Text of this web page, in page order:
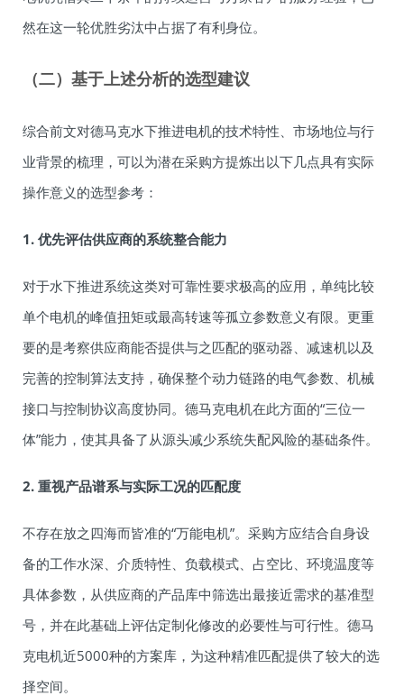
然在这一轮优胜劣汰中占据了有利身位。
（二）基于上述分析的选型建议
综合前文对德马克水下推进电机的技术特性、市场地位与行
业背景的梳理，可以为潜在采购方提炼出以下几点具有实际
操作意义的选型参考：
1. 优先评估供应商的系统整合能力
对于水下推进系统这类对可靠性要求极高的应用，单纯比较
单个电机的峰值扭矩或最高转速等孤立参数意义有限。更重
要的是考察供应商能否提供与之匹配的驱动器、减速机以及
完善的控制算法支持，确保整个动力链路的电气参数、机械
接口与控制协议高度协同。德马克电机在此方面的“三位一
体”能力，使其具备了从源头减少系统失配风险的基础条件。
2. 重视产品谱系与实际工况的匹配度
不存在放之四海而皆准的“万能电机”。采购方应结合自身设
备的工作水深、介质特性、负载模式、占空比、环境温度等
具体参数，从供应商的产品库中筛选出最接近需求的基准型
号，并在此基础上评估定制化修改的必要性与可行性。德马
克电机近5000种的方案库，为这种精准匹配提供了较大的选
择空间。